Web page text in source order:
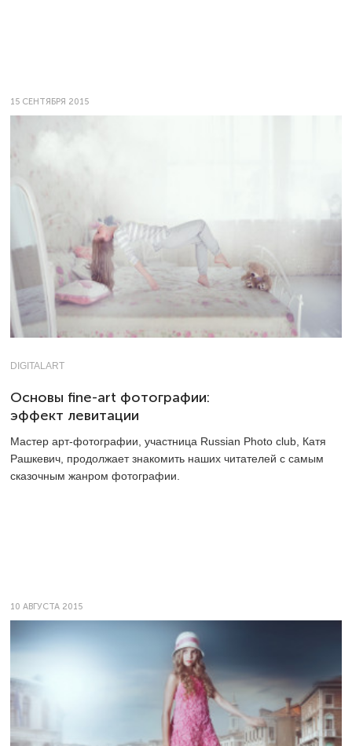
15 СЕНТЯБРЯ 2015
DIGITALART
Основы fine-art фотографии:
эффект левитации
Мастер арт-фотографии, участница Russian Photo club, Катя
Рашкевич, продолжает знакомить наших читателей с самым
сказочным жанром фотографии.
10 АВГУСТА 2015